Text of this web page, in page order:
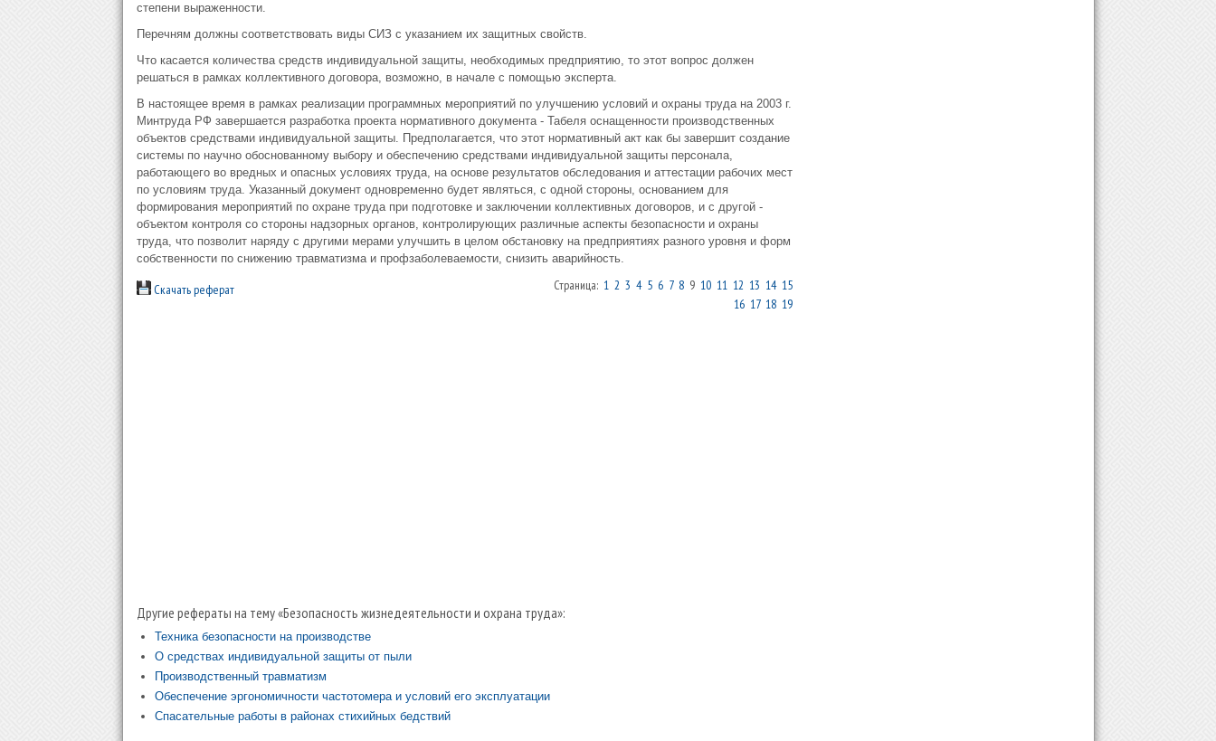
степени выраженности.
Перечням должны соответствовать виды СИЗ с указанием их защитных свойств.
Что касается количества средств индивидуальной защиты, необходимых предприятию, то этот вопрос должен
решаться в рамках коллективного договора, возможно, в начале с помощью эксперта.
В настоящее время в рамках реализации программных мероприятий по улучшению условий и охраны труда на 2003 г.
Минтруда РФ завершается разработка проекта нормативного документа - Табеля оснащенности производственных
объектов средствами индивидуальной защиты. Предполагается, что этот нормативный акт как бы завершит создание
системы по научно обоснованному выбору и обеспечению средствами индивидуальной защиты персонала,
работающего во вредных и опасных условиях труда, на основе результатов обследования и аттестации рабочих мест
по условиям труда. Указанный документ одновременно будет являться, с одной стороны, основанием для
формирования мероприятий по охране труда при подготовке и заключении коллективных договоров, и с другой -
объектом контроля со стороны надзорных органов, контролирующих различные аспекты безопасности и охраны
труда, что позволит наряду с другими мерами улучшить в целом обстановку на предприятиях разного уровня и форм
собственности по снижению травматизма и профзаболеваемости, снизить аварийность.
Скачать реферат Страница: 1 2 3 4 5 6 7 89 10 11 12 13 14 15
16 17 18 19
Другие рефераты на тему «Безопасность жизнедеятельности и охрана труда»:
Техника безопасности на производстве
О средствах индивидуальной защиты от пыли
Производственный травматизм
Обеспечение эргономичности частотомера и условий его эксплуатации
Спасательные работы в районах стихийных бедствий